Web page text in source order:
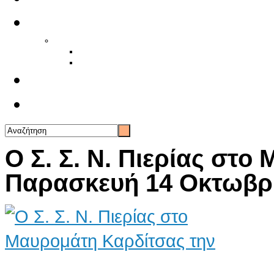
Ο Σ. Σ. Ν. Πιερίας στο
Παρασκευή 14